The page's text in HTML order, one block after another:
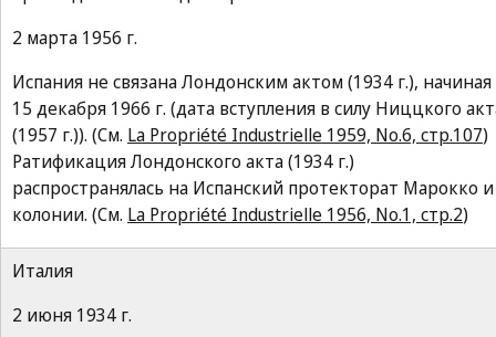
2 марта 1956 г.
Испания не связана Лондонским актом (1934 г.), начиная
15 декабря 1966 г. (дата вступления в силу Ниццкого
(1957 г.)). (См. La Propriété Industrielle 1959, No.6, стр.107)
Ратификация Лондонского акта (1934 г.)
распространялась на Испанский протекторат Марокко и
колонии. (См. La Propriété Industrielle 1956, No.1, стр.2)
Италия
2 июня 1934 г.